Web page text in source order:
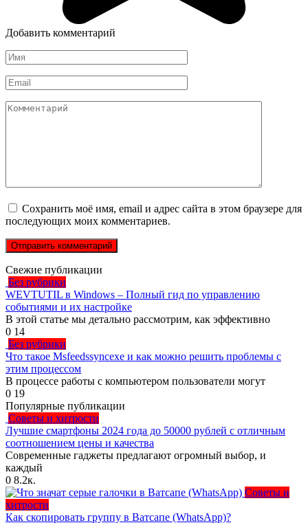
Добавить комментарий
Имя
*
Email
*
Комментарий
Сохранить моё имя, email и адрес сайта в этом браузере для
последующих моих комментариев.
Свежие публикации
Без рубрики
WEVTUTIL в Windows – Полный гид по управлению
событиями и их настройке
В этой статье мы детально рассмотрим, как эффективно
0 14
Без рубрики
Что такое Msfeedssyncexe и как можно решить проблемы с
этим процессом
В процессе работы с компьютером пользователи могут
0 19
Популярные публикации
Советы и хитрости
Лучшие смартфоны 2024 года до 50000 рублей с отличным
соотношением цены и качества
Современные гаджеты предлагают огромный выбор, и
каждый
0 8.2к.
Советы и
хитрости
Как скопировать группу в Ватсапе (WhatsApp)?